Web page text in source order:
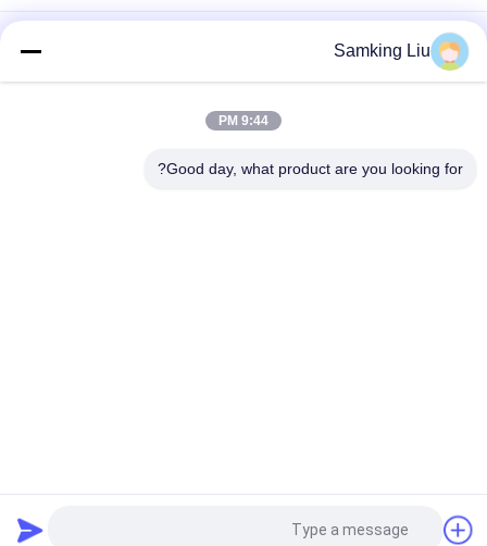
الوحدة T-1080S T-1080R T-1000R T-880R T-1000S MD100
TS600
Samking Liu
9:44 PM
Good day, what product are you looking for?